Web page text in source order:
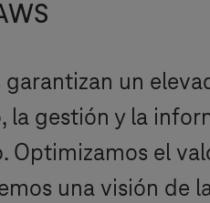
garantizan un
gestión y la
el
una visión de